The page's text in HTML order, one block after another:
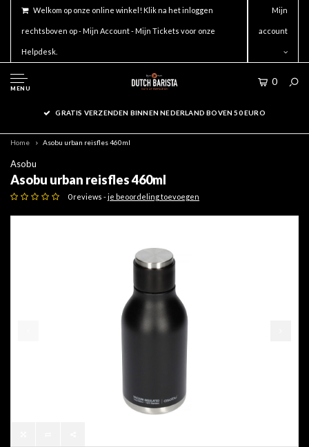
Welkom op onze online winkel! Klik na het inloggen
rechtsboven op - Mijn Account - Mijn Tickets voor onze
Helpdesk.
Mijn
account
MENU
0
GRATIS VERZENDEN BINNEN NEDERLAND BOVEN 50 EURO
Home Asobu urban reisfles 460ml
Asobu
Asobu urban reisfles 460ml
0 reviews -je beoordeling toevoegen